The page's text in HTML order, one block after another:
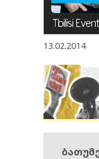
13.02.2014